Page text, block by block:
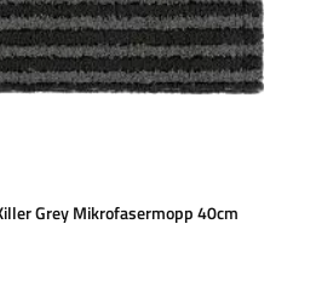
Grey Mikrofasermopp 40cm